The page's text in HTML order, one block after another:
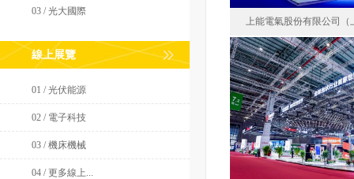
03 / 光大國際
線上展覽
01 / 光伏能源
02 / 電子科技
03 / 機床機械
04 / 更多線上...
上能電氣股份有限公司（
上能電氣股份有限公
中國
面積